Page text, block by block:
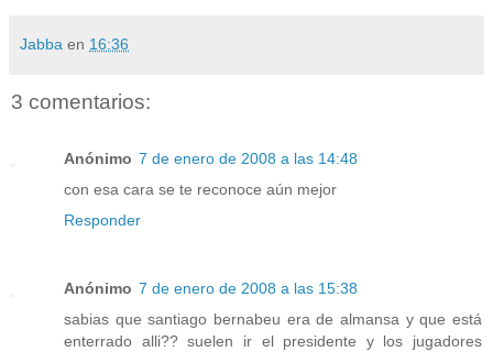
Jabba en 16:36
3 comentarios:
Anónimo 7 de enero de 2008 a las 14:48
con esa cara se te reconoce aún mejor
Responder
Anónimo 7 de enero de 2008 a las 15:38
sabias que santiago bernabeu era de almansa y que está
enterrado alli?? suelen ir el presidente y los jugadores